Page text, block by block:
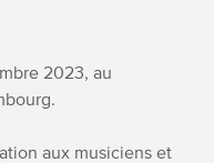
2023, au
aux musiciens et